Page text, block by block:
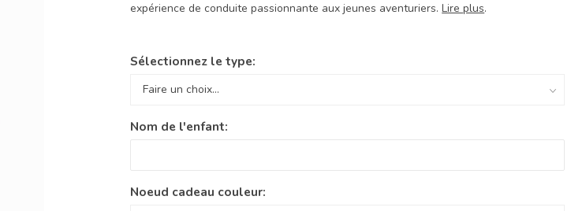
expérience de conduite passionnante aux jeunes aventuriers.Lire plus.
Sélectionnez le type:
Nom de l'enfant:
Noeud cadeau couleur: